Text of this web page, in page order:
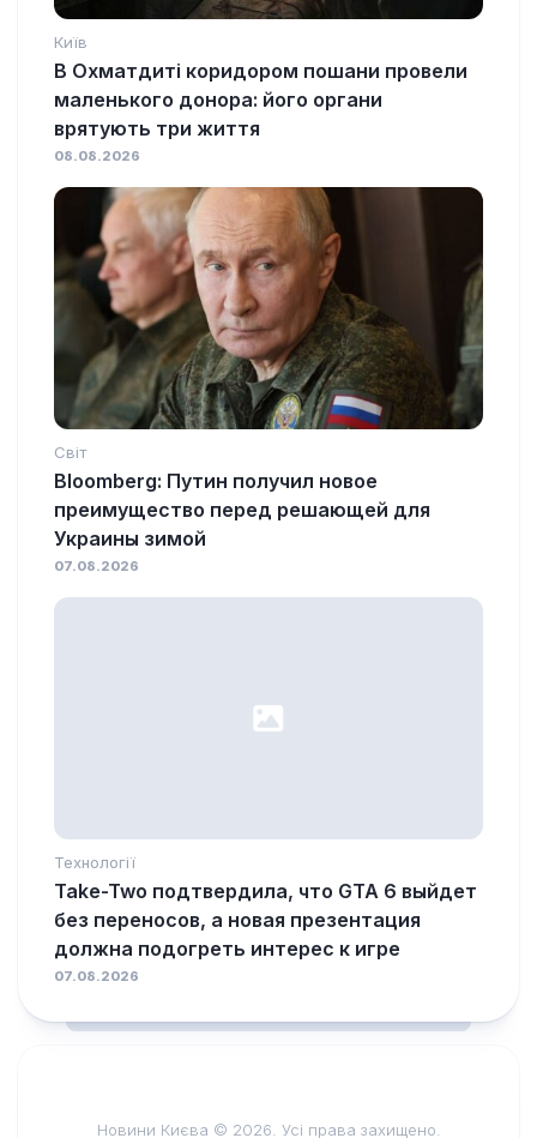
Київ
В Охматдиті коридором пошани провели
маленького донора: його органи
врятують три життя
08.08.2026
Світ
Bloomberg: Путин получил новое
преимущество перед решающей для
Украины зимой
07.08.2026
Технології
Take-Two подтвердила, что GTA 6 выйдет
без переносов, а новая презентация
должна подогреть интерес к игре
07.08.2026
Новини Києва © 2026. Усі права захищено.